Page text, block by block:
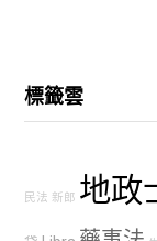
標籤雲
民法 新郎 地政